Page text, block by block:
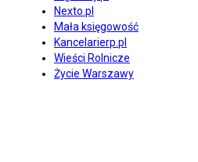
Nexto.pl
Mała księgowość
Kancelarierp.pl
Wieści Rolnicze
Życie Warszawy